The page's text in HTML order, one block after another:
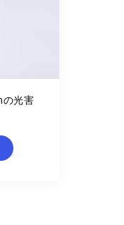
光害